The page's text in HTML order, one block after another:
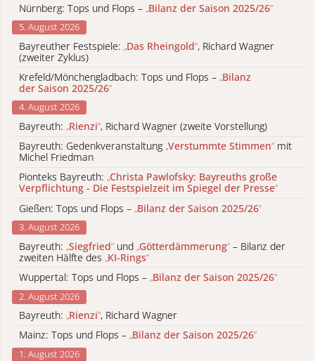
Nürnberg: Tops und Flops – „Bilanz der Saison 2025/26“
5. August 2026
Bayreuther Festspiele: „Das Rheingold“, Richard Wagner
(zweiter Zyklus)
Krefeld/Mönchengladbach: Tops und Flops – „Bilanz
der Saison 2025/26“
4. August 2026
Bayreuth: „Rienzi“, Richard Wagner (zweite Vorstellung)
Bayreuth: Gedenkveranstaltung „Verstummte Stimmen“ mit
Michel Friedman
Pionteks Bayreuth: „Christa Pawlofsky: Bayreuths große
Verpflichtung - Die Festspielzeit im Spiegel der Presse“
Gießen: Tops und Flops – „Bilanz der Saison 2025/26“
3. August 2026
Bayreuth: „Siegfried“ und „Götterdämmerung“ – Bilanz der
zweiten Hälfte des „KI-Rings“
Wuppertal: Tops und Flops – „Bilanz der Saison 2025/26“
2. August 2026
Bayreuth: „Rienzi“, Richard Wagner
Mainz: Tops und Flops – „Bilanz der Saison 2025/26“
1. August 2026